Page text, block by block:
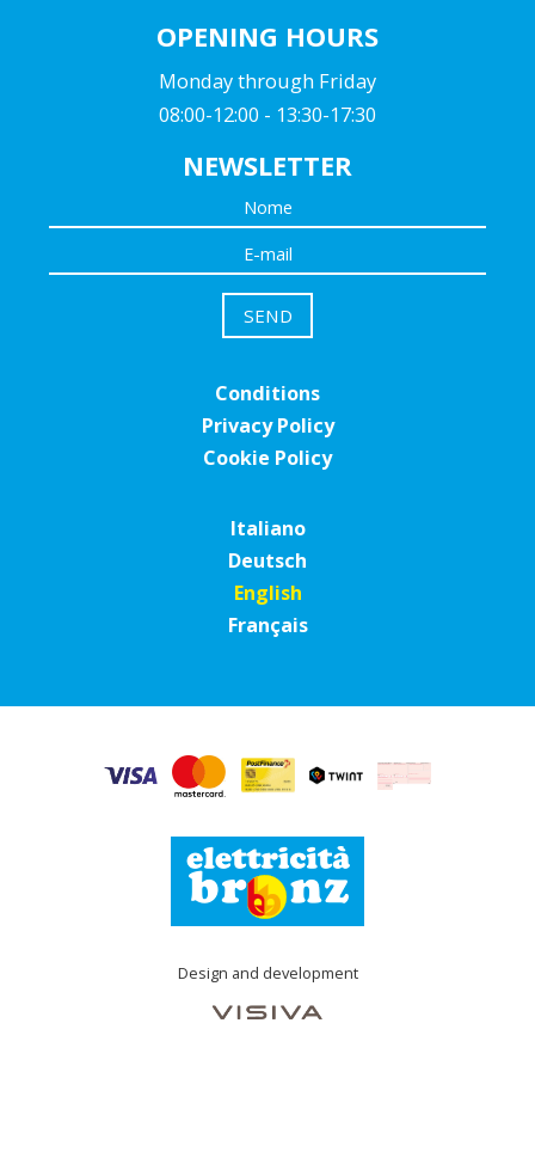
OPENING HOURS
Monday through Friday
08:00-12:00 - 13:30-17:30
NEWSLETTER
Conditions
Privacy Policy
Cookie Policy
Italiano
Deutsch
English
Français
Design and development